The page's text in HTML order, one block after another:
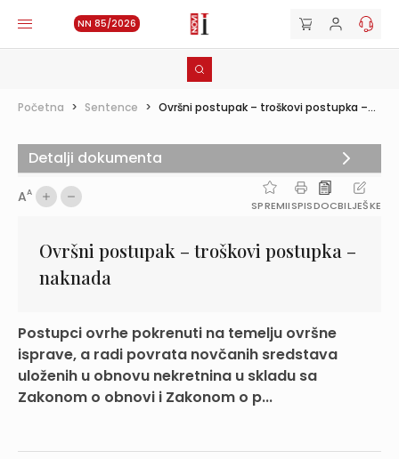
NN 85/2026
Početna > Sentence > Ovršni postupak – troškovi postupka –...
AA
SPREMIISPISDOCBILJEŠKE
Ovršni postupak – troškovi postupka –
naknada
Postupci ovrhe pokrenuti na temelju ovršne
isprave, a radi povrata novčanih sredstava
uloženih u obnovu nekretnina u skladu sa
Zakonom o obnovi i Zakonom o p...
Detalji dokumenta